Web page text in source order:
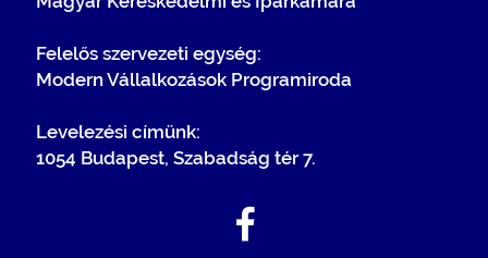
Felelős szervezeti egység:
Modern Vállalkozások Programiroda
Levelezési címünk:
1054 Budapest, Szabadság tér 7.